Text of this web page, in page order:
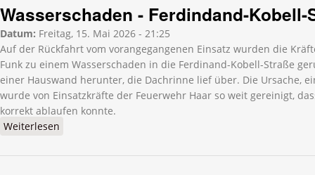
Wasserschaden - Ferdindand-Kobell-
Datum: Freitag, 15. Mai 2026 - 21:25
Auf der Rückfahrt vom vorangegangenen Einsatz wurden die
Funk zu einem Wasserschaden in die Ferdinand-Kobell-Straße
einer Hauswand herunter, die Dachrinne lief über. Die Ursache,
wurde von Einsatzkräfte der Feuerwehr Haar so weit gereinigt,
korrekt ablaufen konnte.
Weiterlesen